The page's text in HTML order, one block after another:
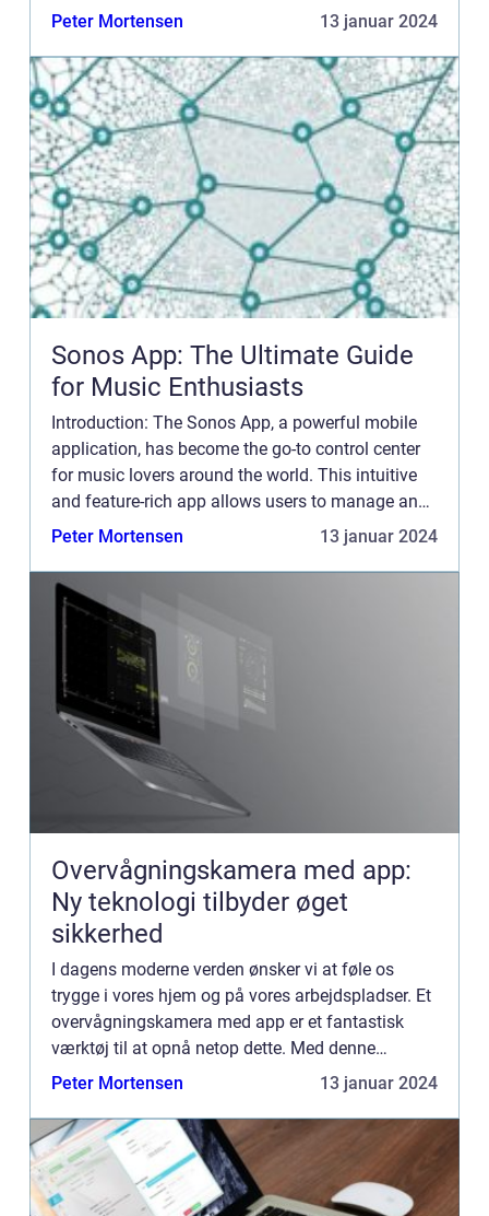
transport. Med denne app kan du nemt ...
Peter Mortensen 13 januar 2024
Sonos App: The Ultimate Guide
for Music Enthusiasts
Introduction: The Sonos App, a powerful mobile
application, has become the go-to control center
for music lovers around the world. This intuitive
and feature-rich app allows users to manage and
customize their Sonos speakers, creating a
Peter Mortensen 13 januar 2024
Overvågningskamera med app:
Ny teknologi tilbyder øget
sikkerhed
I dagens moderne verden ønsker vi at føle os
trygge i vores hjem og på vores arbejdspladser. Et
overvågningskamera med app er et fantastisk
værktøj til at opnå netop dette. Med denne
nyskabende teknologi kan man nemt og bekvemt
Peter Mortensen 13 januar 2024